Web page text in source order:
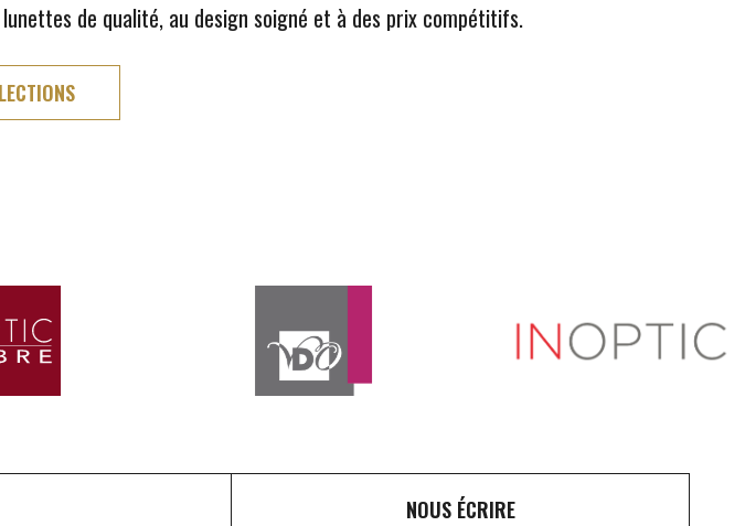
de qualité, au design soigné et à des prix compétitifs.
NOUS ÉCRIRE